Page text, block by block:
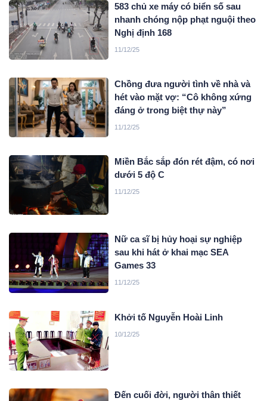
583 chủ xe máy có biển số sau
nhanh chóng nộp phạt nguội theo
Nghị định 168
11/12/25
Chồng đưa người tình về nhà và
hét vào mặt vợ: “Cô không xứng
đáng ở trong biệt thự này”
11/12/25
Miền Bắc sắp đón rét đậm, có nơi
dưới 5 độ C
11/12/25
Nữ ca sĩ bị hủy hoại sự nghiệp
sau khi hát ở khai mạc SEA
Games 33
11/12/25
Khởi tố Nguyễn Hoài Linh
10/12/25
Đến cuối đời, người thân thiết